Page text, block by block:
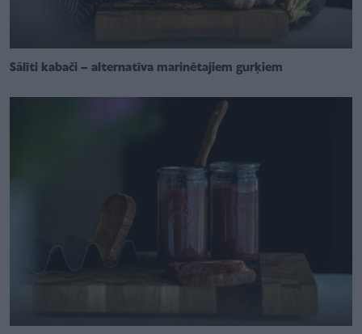
Sālīti kabači – alternatīva marinētajiem gurķiem